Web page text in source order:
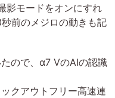
影モードをオンにすれ
前のメジロの動きも記
ので、α7 VのAIの認識
クアウトフリー高速連